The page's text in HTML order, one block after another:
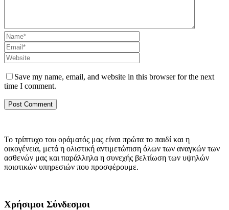
Save my name, email, and website in this browser for the next
time I comment.
Το τρίπτυχο του οράματός μας είναι πρώτα το παιδί και η
οικογένεια, μετά η ολιστική αντιμετώπιση όλων των αναγκών των
ασθενών μας και παράλληλα η συνεχής βελτίωση των υψηλών
ποιοτικών υπηρεσιών που προσφέρουμε.
Χρήσιμοι Σύνδεσμοι